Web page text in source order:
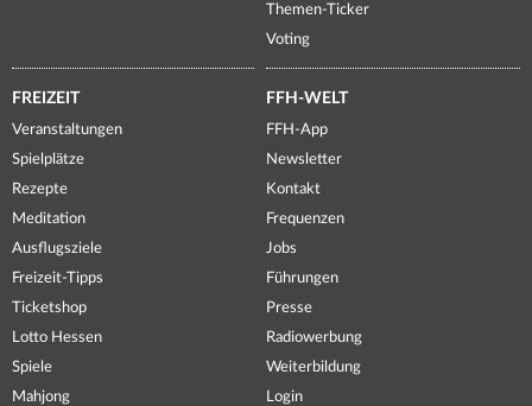
Themen-Ticker
Voting
FREIZEIT
Veranstaltungen
Spielplätze
Rezepte
Meditation
Ausflugsziele
Freizeit-Tipps
Ticketshop
Lotto Hessen
Spiele
Mahjong
FFH-WELT
FFH-App
Newsletter
Kontakt
Frequenzen
Jobs
Führungen
Presse
Radiowerbung
Weiterbildung
Login